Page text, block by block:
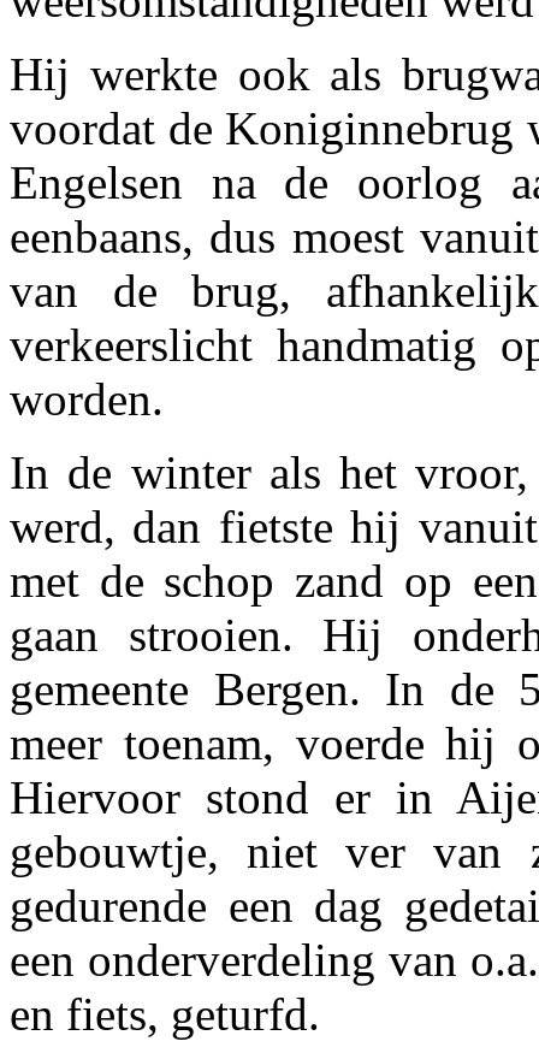
Hij werkte ook als
voordat de Koniginnebrug
Engelsen na de oorlog
eenbaans, dus moest
van de brug,
verkeerslicht handmatig
worden.
In de winter als het
werd, dan fietste hij
met de schop zand op
gaan strooien. Hij
gemeente Bergen. In de
meer toenam, voerde hij
Hiervoor stond er in
gebouwtje, niet ver van
gedurende een dag
een onderverdeling van
en fiets, geturfd.